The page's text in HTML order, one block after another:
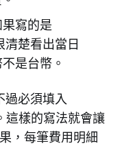
寫的是
清楚看出當日
是台幣。
過必須填入
這樣的寫法就會讓
，每筆費用明細